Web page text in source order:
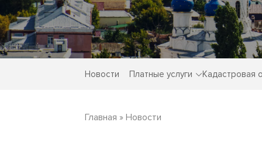
Новости Платные услуги Кадастровая
Главная » Новости